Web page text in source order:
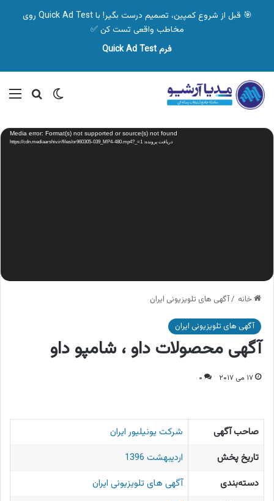
🎯 قبل از شروع کمپین، تصمیم درست بگیر! با Quick Ad Test روی
مخاطب واقعی تست کن ✅
فرم Quick Ad Test
تغییر پوسته
نمایشگر
ویدیو Media error: Format(s) not supported or source(s) not found
دریافت پرونده: https://cdn.mediaarshiv.ir/files/or960305-039_MP4-480.mp4?_=1
خانه /آگهی های تلویزیونی ایران
آگهی های تلویزیونی ایران
آگهی محصولات داو ، شامپو داو
۱۷ می ۲۰۱۷ ۰
صاحب آگهی
شرکت یونیلیور ایران
تاریخ پخش
اردیبهشت 1396
دسته‌بندی
آگهی های تلویزیونی ایران